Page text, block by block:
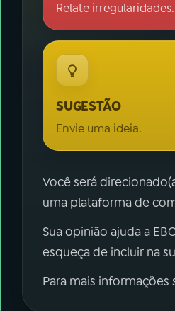
Relate irregularidades.
SUGESTÃO
Envie uma ideia.
Você será
uma plataforma de
Sua opinião ajuda a
esqueça de incluir na
Para mais informações